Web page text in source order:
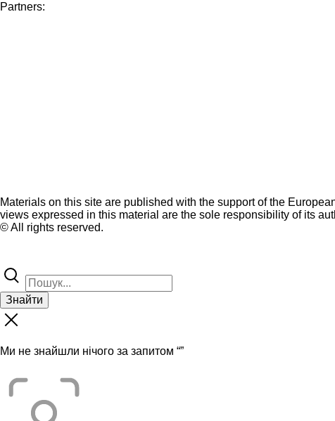
Partners:
Materials on this site are published with the support of the
views expressed in this material are the sole responsibility of its
© All rights reserved.
Знайти
Ми не знайшли нічого за запитом “”